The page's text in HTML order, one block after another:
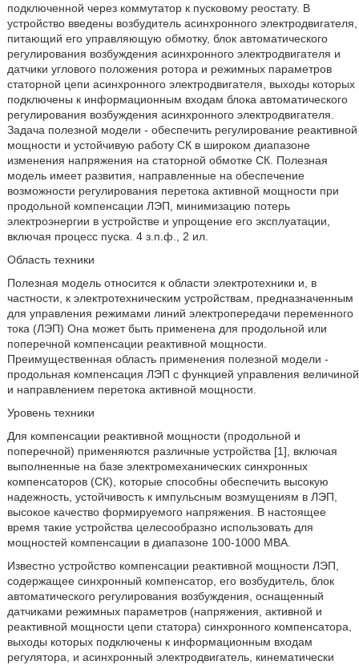
подключенной через коммутатор к пусковому реостату. В
устройство введены возбудитель асинхронного электродвигателя,
питающий его управляющую обмотку, блок автоматического
регулирования возбуждения асинхронного электродвигателя и
датчики углового положения ротора и режимных параметров
статорной цепи асинхронного электродвигателя, выходы которых
подключены к информационным входам блока автоматического
регулирования возбуждения асинхронного электродвигателя.
Задача полезной модели - обеспечить регулирование реактивной
мощности и устойчивую работу СК в широком диапазоне
изменения напряжения на статорной обмотке СК. Полезная
модель имеет развития, направленные на обеспечение
возможности регулирования перетока активной мощности при
продольной компенсации ЛЭП, минимизацию потерь
электроэнергии в устройстве и упрощение его эксплуатации,
включая процесс пуска. 4 з.п.ф., 2 ил.
Область техники
Полезная модель относится к области электротехники и, в
частности, к электротехническим устройствам, предназначенным
для управления режимами линий электропередачи переменного
тока (ЛЭП) Она может быть применена для продольной или
поперечной компенсации реактивной мощности.
Преимущественная область применения полезной модели -
продольная компенсация ЛЭП с функцией управления величиной
и направлением перетока активной мощности.
Уровень техники
Для компенсации реактивной мощности (продольной и
поперечной) применяются различные устройства [1], включая
выполненные на базе электромеханических синхронных
компенсаторов (СК), которые способны обеспечить высокую
надежность, устойчивость к импульсным возмущениям в ЛЭП,
высокое качество формируемого напряжения. В настоящее
время такие устройства целесообразно использовать для
мощностей компенсации в диапазоне 100-1000 МВА.
Известно устройство компенсации реактивной мощности ЛЭП,
содержащее синхронный компенсатор, его возбудитель, блок
автоматического регулирования возбуждения, оснащенный
датчиками режимных параметров (напряжения, активной и
реактивной мощности цепи статора) синхронного компенсатора,
выходы которых подключены к информационным входам
регулятора, и асинхронный электродвигатель, кинематически